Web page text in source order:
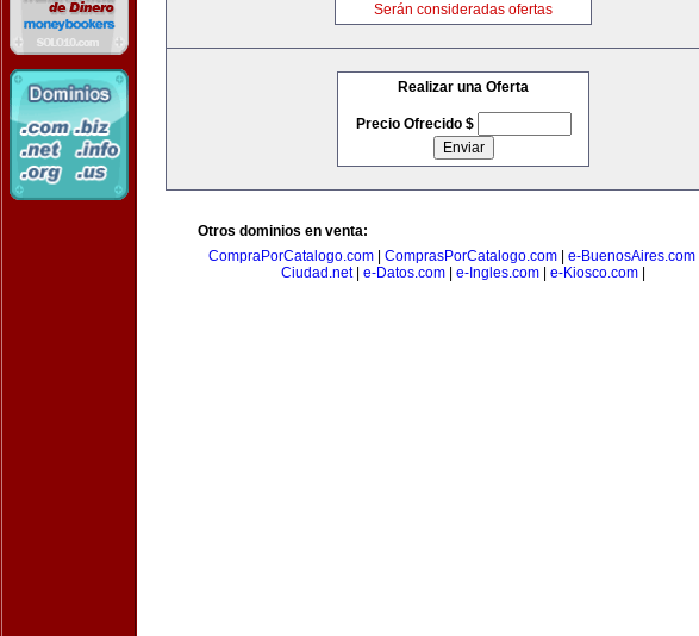
Serán consideradas ofertas
Realizar una Oferta
Precio Ofrecido $
Otros dominios en venta:
CompraPorCatalogo.com| ComprasPorCatalogo.com| e-BuenosAires.com|
Ciudad.net| e-Datos.com e-Ingles.com e-Kiosco.com